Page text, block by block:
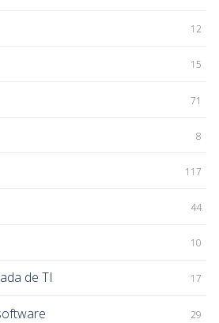
12
15
71
8
117
44
10
de TI 17
29